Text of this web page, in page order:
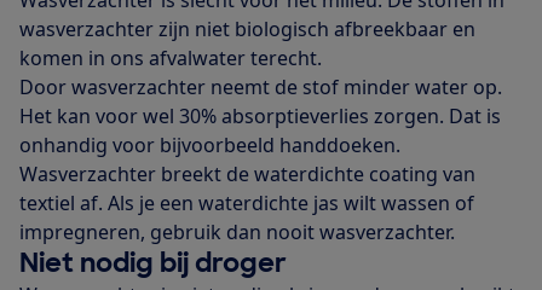
wasverzachter zijn niet biologisch afbreekbaar en
komen in ons afvalwater terecht.
Door wasverzachter neemt de stof minder water op.
Het kan voor wel 30% absorptieverlies zorgen. Dat is
onhandig voor bijvoorbeeld handdoeken.
Wasverzachter breekt de waterdichte coating van
textiel af. Als je een waterdichte jas wilt wassen of
impregneren, gebruik dan nooit wasverzachter.
Niet nodig bij droger